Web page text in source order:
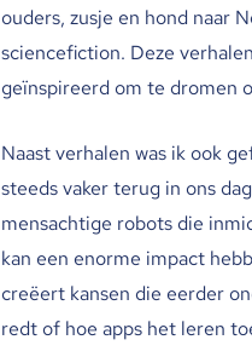
ouders, zusje en hond naar
sciencefiction. Deze
geïnspireerd om te dromen
Naast verhalen was ik ook
steeds vaker terug in ons
mensachtige robots die
kan een enorme impact
creëert kansen die eerder
redt of hoe apps het leren